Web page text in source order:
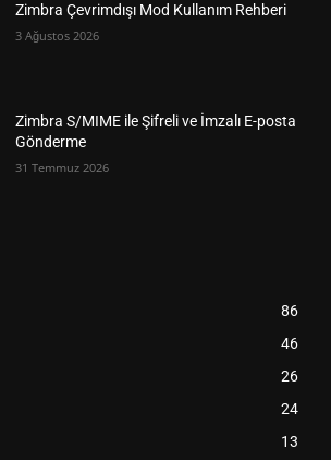
Zimbra Çevrimdışı Mod Kullanım Rehberi
3 Ağustos 2026
Zimbra S/MIME ile Şifreli ve İmzalı E-posta
Gönderme
31 Temmuz 2026
86
46
26
24
13